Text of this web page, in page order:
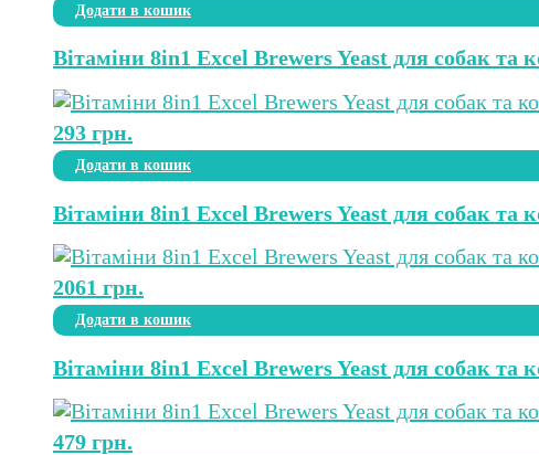
Додати в кошик
Вітаміни 8in1 Excel Brewers Yeast для собак та
293 грн.
Додати в кошик
Вітаміни 8in1 Excel Brewers Yeast для собак та
2061 грн.
Додати в кошик
Вітаміни 8in1 Excel Brewers Yeast для собак та
479 грн.